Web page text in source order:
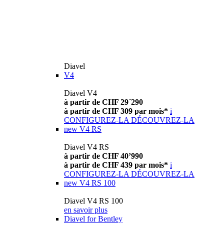
Diavel
V4
Diavel V4
à partir de CHF 29´290
à partir de CHF 309 par mois* i
CONFIGUREZ-LA DÉCOUVREZ-LA
new V4 RS
Diavel V4 RS
à partir de CHF 40’990
à partir de CHF 439 par mois* i
CONFIGUREZ-LA DÉCOUVREZ-LA
new V4 RS 100
Diavel V4 RS 100
en savoir plus
Diavel for Bentley